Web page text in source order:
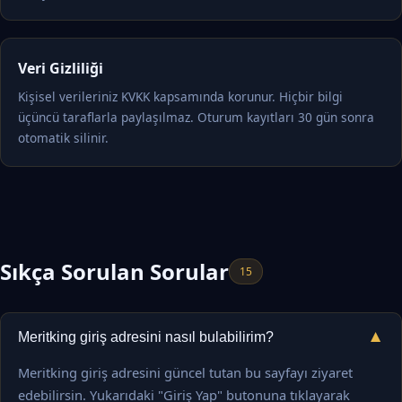
Veri Gizliliği
Kişisel verileriniz KVKK kapsamında korunur. Hiçbir bilgi
üçüncü taraflarla paylaşılmaz. Oturum kayıtları 30 gün sonra
otomatik silinir.
Sıkça Sorulan Sorular 15
Meritking giriş adresini nasıl bulabilirim? ▼
Meritking giriş adresini güncel tutan bu sayfayı ziyaret
edebilirsin. Yukarıdaki "Giriş Yap" butonuna tıklayarak